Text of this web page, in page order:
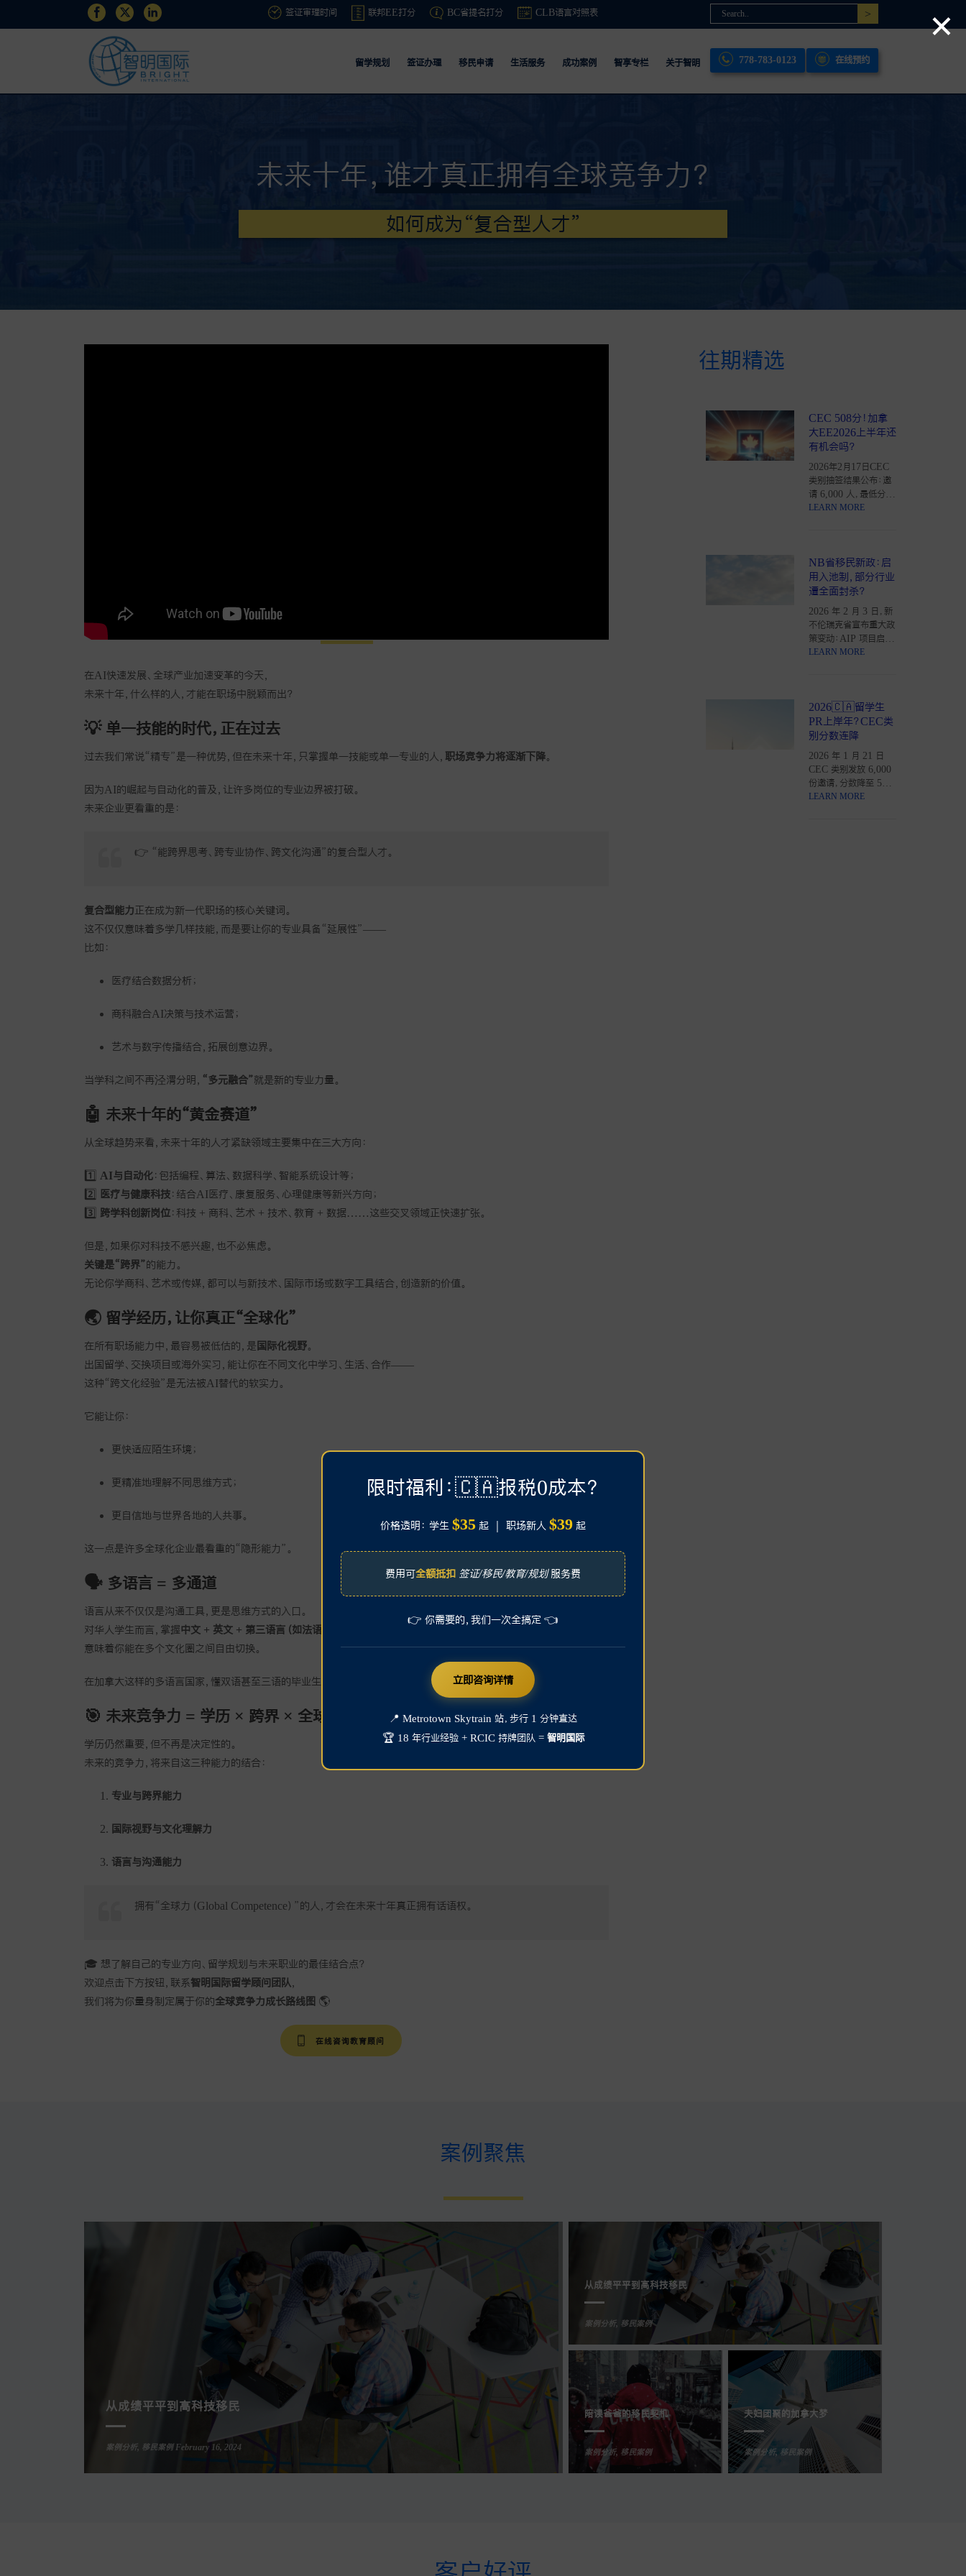
签证审理时间 联邦EE打分 BC省提名打分 CLB语言对照表
留学规划 签证办理 移民申请 生活服务 成功案例 智享专栏 关于智明 778-783-0123 在线预约
未来十年，谁才真正拥有全球竞争力？
如何成为“复合型人才”
在AI快速发展、全球产业加速变革的今天，
未来十年，什么样的人，才能在职场中脱颖而出？
💡 单一技能的时代，正在过去
过去我们常说“精专”是一种优势，但在未来十年，只掌握单一技能或单一专业的人， 职场竞争力将逐渐下降。
因为AI的崛起与自动化的普及，让许多岗位的专业边界被打破。
未来企业更看重的是：
👉 “能跨界思考、跨专业协作、跨文化沟通”的复合型人才。
复合型能力正在成为新一代职场的核心关键词。
这不仅仅意味着多学几样技能，而是要让你的专业具备“延展性”——
比如：
医疗结合数据分析；
商科融合AI决策与技术运营；
艺术与数字传播结合，拓展创意边界。
当学科之间不再泾渭分明， “多元融合”就是新的专业力量。
🤖 未来十年的“黄金赛道”
从全球趋势来看，未来十年的人才紧缺领域主要集中在三大方向：
1️⃣ AI与自动化：包括编程、算法、数据科学、智能系统设计等；
2️⃣
医疗与健康科技：结合AI医疗、康复服务、心理健康等新兴方向；
3️⃣ 跨学科创新岗位：科技 + 商科、艺术 + 技术、教育 + 数据……这些交叉领域正快速扩张。
但是，如果你对科技不感兴趣，也不必焦虑。
关键是“跨界”的能力。
无论你学商科、艺术或传媒，都可以与新技术、国际市场或数字工具结合，创造新的价值。
🌏 留学经历，让你真正“全球化”
在所有职场能力中，最容易被低估的，是 国际化视野。
出国留学、交换项目或海外实习，能让你在不同文化中学习、生活、合作——
这种“跨文化经验”是无法被AI替代的软实力。
它能让你：
更快适应陌生环境；
更精准地理解不同思维方式；
更自信地与世界各地的人共事。
这一点是许多全球化企业最看重的“隐形能力”。
🗣 多语言 = 多通道
语言从来不仅仅是沟通工具，更是思维方式的入口。
对华人学生而言，掌握中文 + 英文 + 第三语言（如法语或西语）
意味着你能在多个文化圈之间自由切换。
在加拿大这样的多语言国家，懂双语甚至三语的毕业生，在 求职、跨国合作、政府或国际组织职位上，都更具优势。
🎯 未来竞争力 = 学历 × 跨界 × 全球力
学历仍然重要，但不再是决定性的。
未来的竞争力，将来自这三种能力的结合：
专业与跨界能力
国际视野与文化理解力
语言与沟通能力
拥有“全球力（Global Competence）”的人，才会在未来十年真正拥有话语权。
🎓 想了解自己的专业方向、留学规划与未来职业的最佳结合点？
欢迎点击下方按钮，联系智明国际留学顾问团队
我们将为你量身制定属于你的全球竞争力成长路线图 🌎
在线咨询教育顾问
往期精选
CEC 508分！加拿
大EE2026上半年还
有机会吗？
2026年2月17日CEC
类别抽签结果公布：邀
请 6,000 人，最低分数
508。本文深度拆解加
2026年上半年可能的
低分上岸窗口期。
LEARN MORE
NB省移民新政：启
用入池制，部分行业
遭全面封杀？
2026 年 2 月 3 日，新
不伦瑞克省宣布重大政
策变动：AIP 项目启用
候选人池系统，停止先
限医疗、教育和建筑三
大赛道 。本文为您拆解
政策细节与应对策略。
LEARN MORE
2026🇨🇦留学生
PR上岸年？CEC类
别分数连降
2026 年 1 月 21 日
CEC 类别发放 6,000
份邀请，分数降至 509
分。本文拆解分数连降
LEARN MORE
案例聚焦
从成绩平平到高科技移民
案例分析, 移民案例 February 16, 2024
陪读爸爸的移民契机
案例分析, 移民案例 February 2, 2024
夫妇团聚的加拿大梦
案例分析, 移民案例 January 26, 2024
移民热潮来袭，最新移民好去处
案例分析, 移民案例 January 10, 2024
因病学业中断，把握机遇实现移民梦
案例分析, 移民案例 December 20, 2023
从成绩平平到高科技移民
案例分析, 移民案例
陪读爸爸的移民契机
案例分析, 移民案例
夫妇团聚的加拿大梦
案例分析, 移民案例
限时福利：🇨🇦报税0成本？
价格透明： 学生 $35 起 ｜ 职场新人 $39 起
费用可全额抵扣 签证/移民/教育/规划服务费
👉 你需要的，我们一次全搞定 👈
立即咨询详情
📍 Metrotown Skytrain 站，步行 1 分钟直达
🏆 18 年行业经验 + RCIC 持牌团队 = 智明国际
×